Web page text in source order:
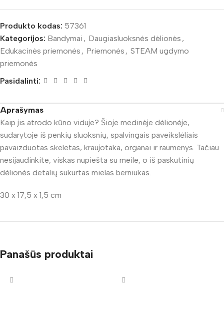
Produkto kodas: 57361
Kategorijos: Bandymai , Daugiasluoksnės dėlionės ,
Edukacinės priemonės , Priemonės , STEAM ugdymo
priemonės
Pasidalinti:
Aprašymas
Kaip jis atrodo kūno viduje? Šioje medinėje dėlionėje,
sudarytoje iš penkių sluoksnių, spalvingais paveikslėliais
pavaizduotas skeletas, kraujotaka, organai ir raumenys. Tačiau
nesijaudinkite, viskas nupiešta su meile, o iš paskutinių
dėlionės detalių sukurtas mielas berniukas.
30 x 17,5 x 1,5 cm
Panašūs produktai